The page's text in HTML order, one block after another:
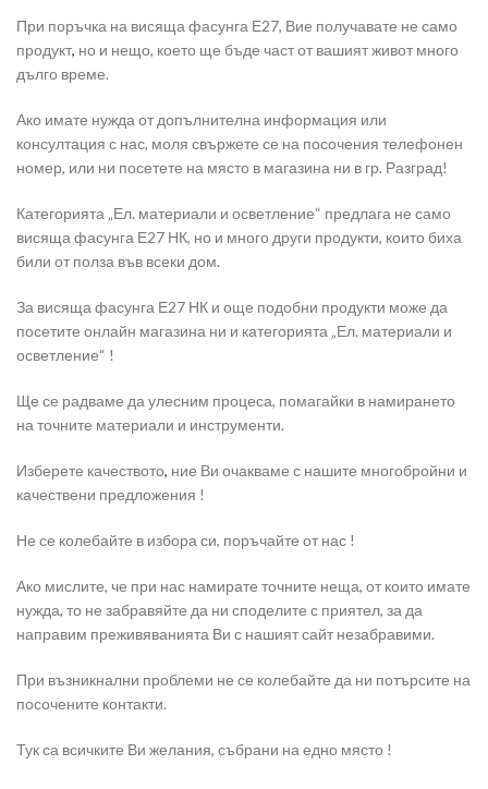
При поръчка на висяща фасунга Е27, Вие получавате не само
продукт, но и нещо, което ще бъде част от вашият живот много
дълго време.
Ако имате нужда от допълнителна информация или
консултация с нас, моля свържете се на посочения телефонен
номер, или ни посетете на място в магазина ни в гр. Разград!
Категорията „Ел. материали и осветление“ предлага не само
висяща фасунга Е27 НК, но и много други продукти, които биха
били от полза във всеки дом.
За висяща фасунга Е27 НК и още подобни продукти може да
посетите онлайн магазина ни и категорията „Ел. материали и
осветление“ !
Ще се радваме да улесним процеса, помагайки в намирането
на точните материали и инструменти.
Изберете качеството, ние Ви очакваме с нашите многобройни и
качествени предложения !
Не се колебайте в избора си, поръчайте от нас !
Ако мислите, че при нас намирате точните неща, от които имате
нужда, то не забравяйте да ни споделите с приятел, за да
направим преживяванията Ви с нашият сайт незабравими.
При възникнални проблеми не се колебайте да ни потърсите на
посочените контакти.
Тук са всичките Ви желания, събрани на едно място !